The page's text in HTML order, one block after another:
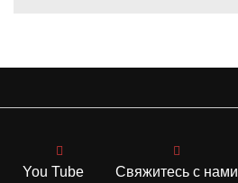
Свяжитесь с нами
You Tube